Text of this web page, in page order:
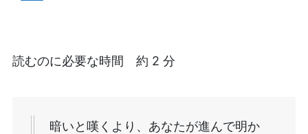
読むのに必要な時間 約 2 分
暗いと嘆くより、あなたが進んで明か